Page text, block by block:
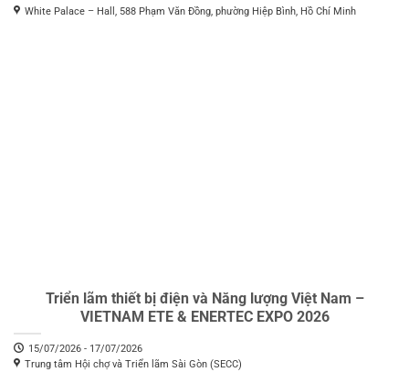
White Palace – Hall, 588 Phạm Văn Đồng, phường Hiệp Bình, Hồ Chí Minh
Triển lãm thiết bị điện và Năng lượng Việt Nam –
VIETNAM ETE & ENERTEC EXPO 2026
15/07/2026 - 17/07/2026
Trung tâm Hội chợ và Triển lãm Sài Gòn (SECC)